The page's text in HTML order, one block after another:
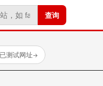
查询
测试网址→